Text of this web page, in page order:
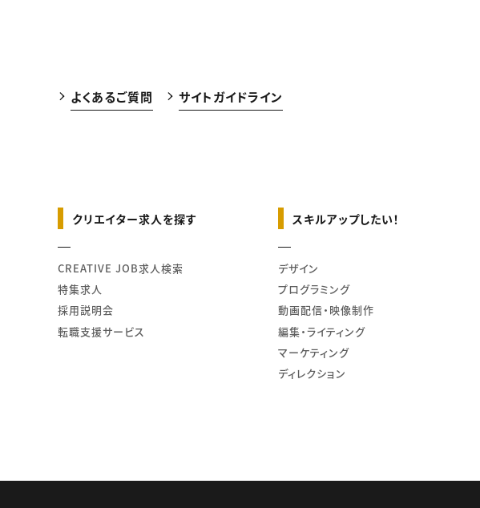
よくあるご質問 サイトガイドライン
クリエイター求人を探す
CREATIVE JOB求人検索
特集求人
採用説明会
転職支援サービス
スキルアップしたい！
デザイン
プログラミング
動画配信・映像制作
編集・ライティング
マーケティング
ディレクション